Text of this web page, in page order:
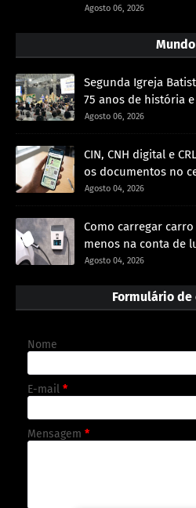
Agosto 06, 2026
Mundo
Segunda Igreja
75 anos de história
Agosto 06, 2026
CIN, CNH digital e
os documentos no
Agosto 04, 2026
Como carregar
menos na conta de
Agosto 04, 2026
Formulário
Nome
E-mail *
Mensagem *